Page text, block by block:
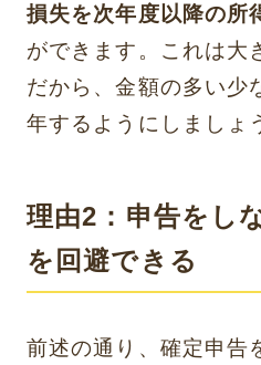
損失を次年度以降の所
ができます。これは大
だから、金額の多い少
年するようにしましょ
理由2：申告をし
を回避できる
前述の通り、確定申告